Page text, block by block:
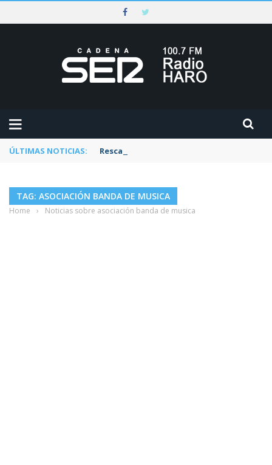
ÚLTIMAS NOTICIAS: Rescatado un ciclista accidentado en un
TAG: ASOCIACIÓN BANDA DE MUSICA
Home › Noticias sobre asociación banda de musica